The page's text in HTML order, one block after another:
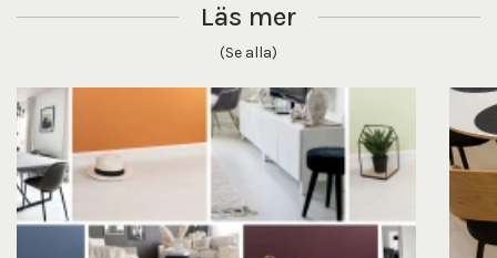
Läs mer
(Se alla)